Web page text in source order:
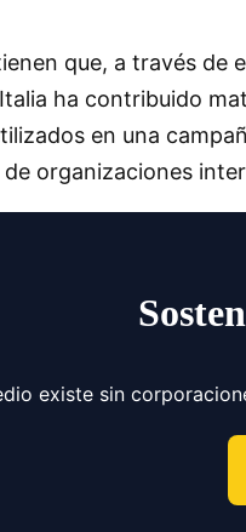
que, a través
ha contribuido
en una
organizaciones
existe sin